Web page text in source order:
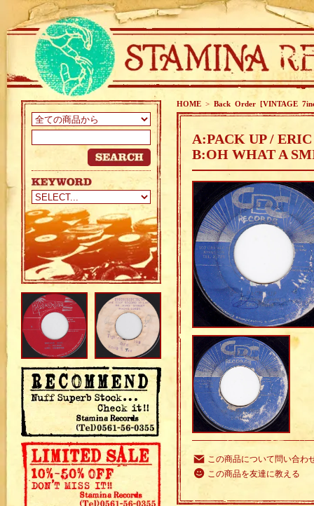
HOME > Back Order [VINTAGE
A:PACK UP /
B:OH WHAT A
この商品について問い合わ
この商品を友達に教える